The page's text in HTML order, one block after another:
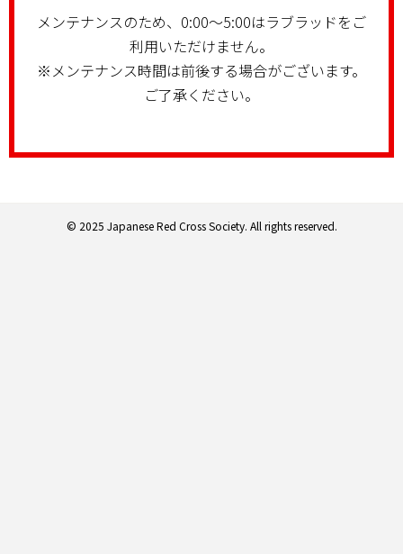
メンテナンスのため、0:00〜5:00はラブラッドをご
利用いただけません。
※メンテナンス時間は前後する場合がございます。
ご了承ください。
© 2025 Japanese Red Cross Society. All rights reserved.